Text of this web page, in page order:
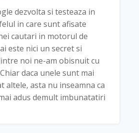
dezvolta si testeaza in
in care sunt afisate
cautari in motorul de
este nici un secret si
noi ne-am obisnuit cu
daca unele sunt mai
altele, asta nu inseamna ca
adus demult imbunatatiri